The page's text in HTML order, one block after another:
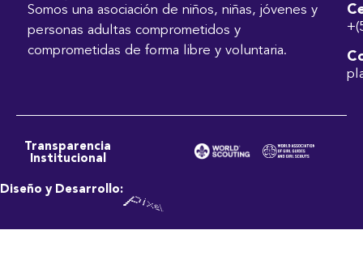
Somos una asociación de niños, niñas, jóvenes y
personas adultas comprometidos y
comprometidas de forma libre y voluntaria.
Transparencia
Institucional
Diseño y Desarrollo: